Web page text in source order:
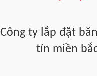
Công ty lắp đặt
tín miền